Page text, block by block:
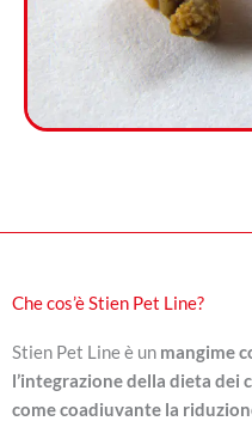
Che cos’è Stien Pet Line?
Stien Pet Line è un mangime
l’integrazione della dieta
come coadiuvante la